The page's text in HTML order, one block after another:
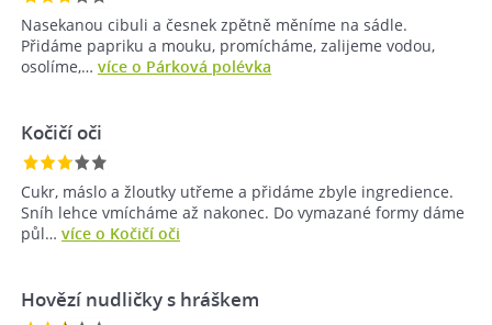
Nasekanou cibuli a česnek zpětně měníme na sádle.
Přidáme papriku a mouku, promícháme, zalijeme vodou,
osolíme,… více o Párková polévka
Kočičí oči
Cukr, máslo a žloutky utřeme a přidáme zbyle ingredience.
Sníh lehce vmícháme až nakonec. Do vymazané formy dáme
půl… více o Kočičí oči
Hovězí nudličky s hráškem